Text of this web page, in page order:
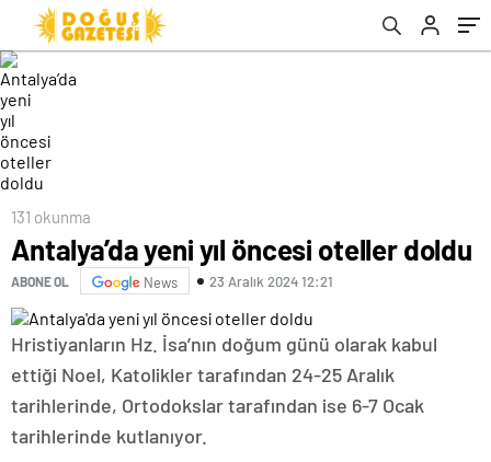
131 okunma
Antalya’da yeni yıl öncesi oteller doldu
ABONE OL News 23 Aralık 2024 12:21
Hristiyanların Hz. İsa’nın doğum günü olarak kabul
ettiği Noel, Katolikler tarafından 24-25 Aralık
tarihlerinde, Ortodokslar tarafından ise 6-7 Ocak
tarihlerinde kutlanıyor.